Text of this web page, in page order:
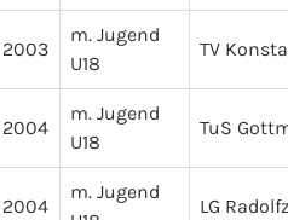
2003
m. Jugend
U18
TV
2004
m. Jugend
U18
TuS
2004
m. Jugend
LG